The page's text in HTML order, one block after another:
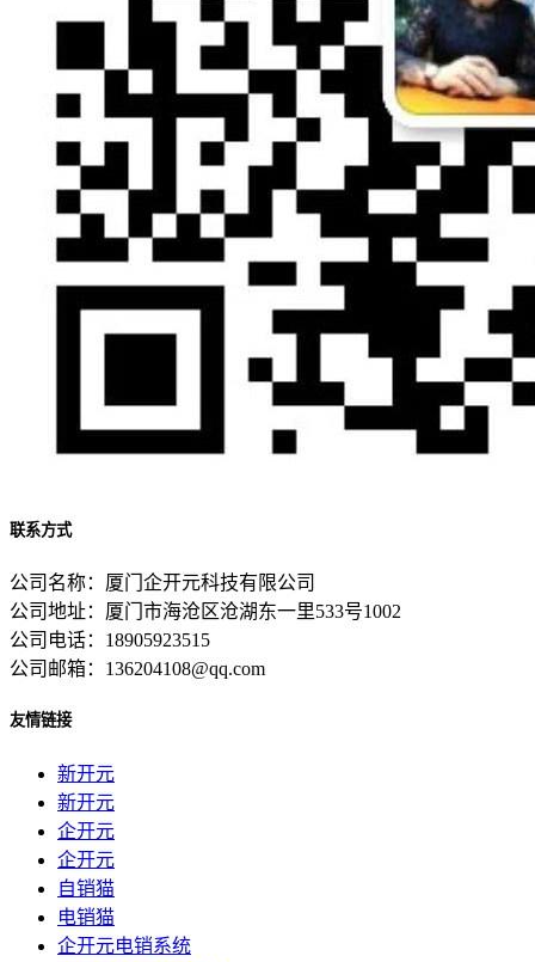
联系方式
公司名称：厦门企开元科技有限公司
公司地址：厦门市海沧区沧湖东一里533号1002
公司电话：18905923515
公司邮箱：136204108@qq.com
友情链接
新开元
新开元
企开元
企开元
自销猫
电销猫
企开元电销系统